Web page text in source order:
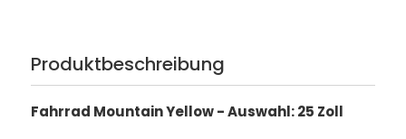
Produktbeschreibung
Fahrrad Mountain Yellow - Auswahl: 25 Zoll